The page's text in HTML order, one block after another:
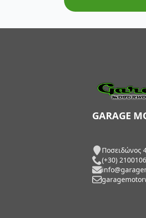
BMW Genuine Parts
GARAGE
Ποσειδώνος
(+30)